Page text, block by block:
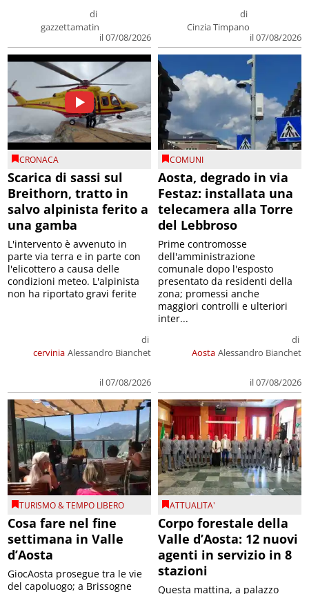
di
gazzettamatin
il 07/08/2026
di
Cinzia Timpano
il 07/08/2026
CRONACA
Scarica di sassi sul
Breithorn, tratto in
salvo alpinista ferito a
una gamba
cervinia
di
Alessandro Bianchet
il 07/08/2026
L'intervento è avvenuto in
parte via terra e in parte con
l'elicottero a causa delle
condizioni meteo. L'alpinista
non ha riportato gravi ferite
COMUNI
Aosta, degrado in via
Festaz: installata una
telecamera alla Torre
del Lebbroso
Aosta
di
Alessandro Bianchet
il 07/08/2026
Prime contromosse
dell'amministrazione
comunale dopo l'esposto
presentato da residenti della
zona; promessi anche
maggiori controlli e ulteriori
inter...
TURISMO & TEMPO LIBERO
Cosa fare nel fine
settimana in Valle
d’Aosta
GiocAosta prosegue tra le vie
del capoluogo; a Brissogne
ATTUALITA'
Corpo forestale della
Valle d’Aosta: 12 nuovi
agenti in servizio in 8
stazioni
Questa mattina, a palazzo